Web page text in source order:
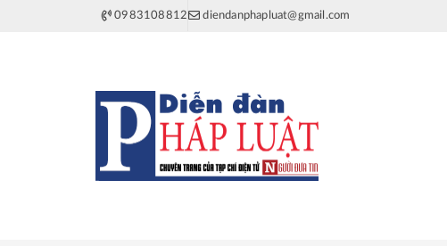
0983108812 diendanphapluat@gmail.com